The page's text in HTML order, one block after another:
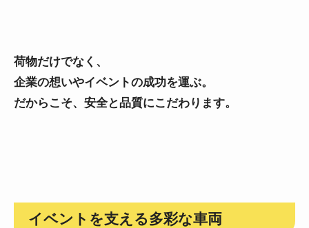
荷物だけでなく、
企業の想いやイベントの成功を運ぶ。
だからこそ、安全と品質にこだわります。
イベントを支える多彩な車両